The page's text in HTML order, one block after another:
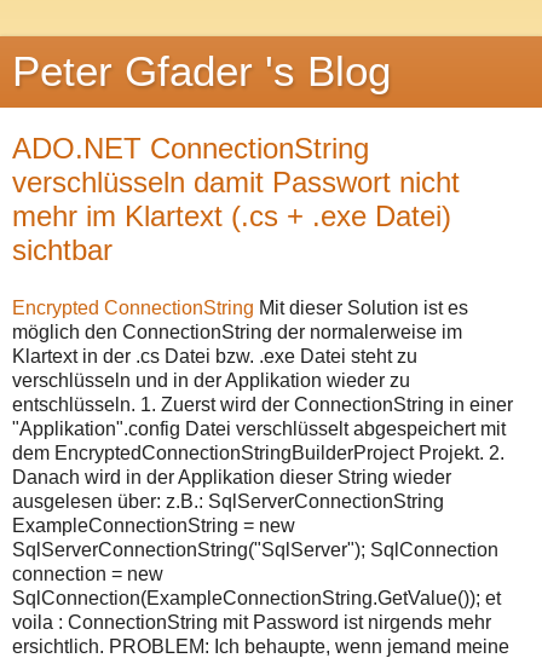
Peter Gfader 's Blog
ADO.NET ConnectionString
verschlüsseln damit Passwort nicht
mehr im Klartext (.cs + .exe Datei)
sichtbar
Encrypted ConnectionString Mit dieser Solution ist es
möglich den ConnectionString der normalerweise im
Klartext in der .cs Datei bzw. .exe Datei steht zu
verschlüsseln und in der Applikation wieder zu
entschlüsseln. 1. Zuerst wird der ConnectionString in einer
"Applikation".config Datei verschlüsselt abgespeichert mit
dem EncryptedConnectionStringBuilderProject Projekt. 2.
Danach wird in der Applikation dieser String wieder
ausgelesen über: z.B.: SqlServerConnectionString
ExampleConnectionString = new
SqlServerConnectionString("SqlServer"); SqlConnection
connection = new
SqlConnection(ExampleConnectionString.GetValue()); et
voila : ConnectionString mit Password ist nirgends mehr
ersichtlich. PROBLEM: Ich behaupte, wenn jemand meine